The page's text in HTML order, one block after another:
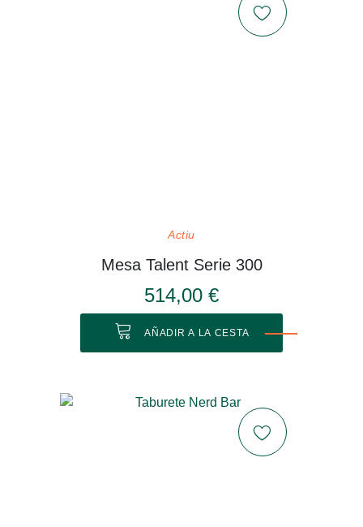
Actiu
Mesa Talent Serie 300
514,00 €
AÑADIR A LA CESTA